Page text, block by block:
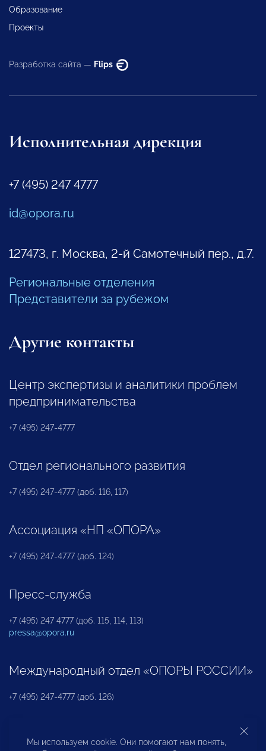
Образование
Проекты
Разработка сайта — Flips
Исполнительная дирекция
+7 (495) 247 4777
id@opora.ru
127473, г. Москва, 2-й Самотечный пер., д.7.
Региональные отделения
Представители за рубежом
Другие контакты
Центр экспертизы и аналитики проблем
предпринимательства
+7 (495) 247-4777
Отдел регионального развития
+7 (495) 247-4777 (доб. 116, 117)
Ассоциация «НП «ОПОРА»
+7 (495) 247-4777 (доб. 124)
Пресс-служба
+7 (495) 247 4777 (доб. 115, 114, 113)
pressa@opora.ru
Международный отдел «ОПОРЫ РОССИИ»
+7 (495) 247-4777 (доб. 126)
Бюро по защите прав предпринимателей и
Мы используем cookie. Они помогают нам понять,